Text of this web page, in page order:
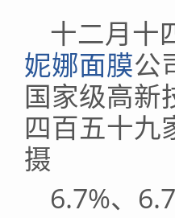
十二月十
妮娜面膜公
国家级高新
四百五十九
摄
6.7%、